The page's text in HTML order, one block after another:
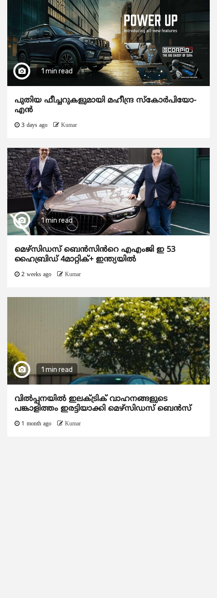
1 min read
പുതിയ ഫീച്ചറുകളുമായി മഹീന്ദ്ര സ്കോർപിയോ-
എൻ
3 days ago Kumar
1 min read
മെഴ്‌സിഡസ് ബെൻസിൻറെ എഎംജി ഇ 53
ഹൈബ്രിഡ് 4മാറ്റിക്+ ഇന്ത്യയിൽ
2 weeks ago Kumar
1 min read
വിൽപ്പനയിൽ ഇലക്ട്രിക് വാഹനങ്ങളുടെ
പങ്കാളിത്തം ഇരട്ടിയാക്കി മെഴ്‌സിഡസ് ബെൻസ്
1 month ago Kumar